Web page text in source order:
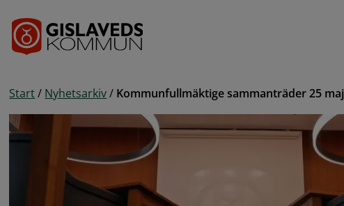
Start / Nyhetsarkiv / Kommunfullmäktige sammanträder 25 maj